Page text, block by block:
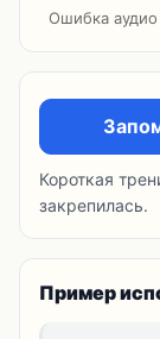
Ошибка аудио
Короткая
закрепилась.
Пример